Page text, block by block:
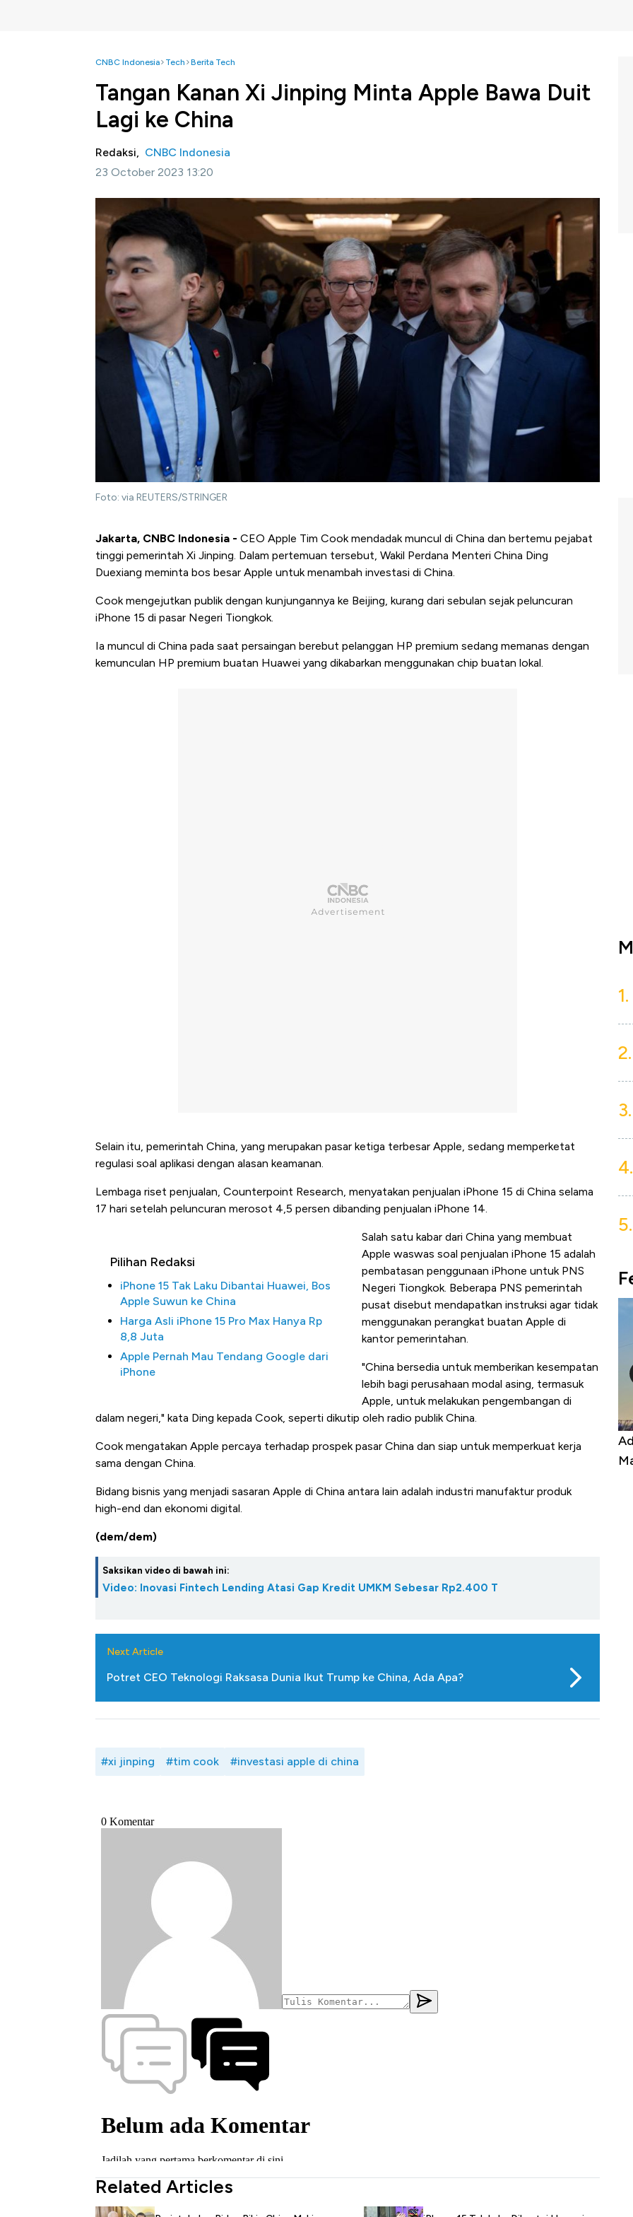
CNBC Indonesia Tech Berita Tech
Tangan Kanan Xi Jinping Minta Apple Bawa Duit
Lagi ke China
Redaksi, CNBC Indonesia
23 October 2023 13:20
Foto: via REUTERS/STRINGER
Jakarta, CNBC Indonesia - CEO Apple Tim Cook mendadak muncul di China dan bertemu pejabat
tinggi pemerintah Xi Jinping. Dalam pertemuan tersebut, Wakil Perdana Menteri China Ding
Duexiang meminta bos besar Apple untuk menambah investasi di China.
Cook mengejutkan publik dengan kunjungannya ke Beijing, kurang dari sebulan sejak peluncuran
iPhone 15 di pasar Negeri Tiongkok.
Ia muncul di China pada saat persaingan berebut pelanggan HP premium sedang memanas dengan
kemunculan HP premium buatan Huawei yang dikabarkan menggunakan chip buatan lokal.
Selain itu, pemerintah China, yang merupakan pasar ketiga terbesar Apple, sedang memperketat
regulasi soal aplikasi dengan alasan keamanan.
Lembaga riset penjualan, Counterpoint Research, menyatakan penjualan iPhone 15 di China selama
17 hari setelah peluncuran merosot 4,5 persen dibanding penjualan iPhone 14.
Pilihan Redaksi
iPhone 15 Tak Laku Dibantai Huawei, Bos
Apple Suwun ke China
Harga Asli iPhone 15 Pro Max Hanya Rp
8,8 Juta
Apple Pernah Mau Tendang Google dari
iPhone
Salah satu kabar dari China yang membuat
Apple waswas soal penjualan iPhone 15 adalah
pembatasan penggunaan iPhone untuk PNS
Negeri Tiongkok. Beberapa PNS pemerintah
pusat disebut mendapatkan instruksi agar tidak
menggunakan perangkat buatan Apple di
kantor pemerintahan.
"China bersedia untuk memberikan kesempatan
lebih bagi perusahaan modal asing, termasuk
Apple, untuk melakukan pengembangan di
dalam negeri," kata Ding kepada Cook, seperti dikutip oleh radio publik China.
Cook mengatakan Apple percaya terhadap prospek pasar China dan siap untuk memperkuat kerja
sama dengan China.
Bidang bisnis yang menjadi sasaran Apple di China antara lain adalah industri manufaktur produk
high-end dan ekonomi digital.
(dem/dem)
Saksikan video di bawah ini:
Video: Inovasi Fintech Lending Atasi Gap Kredit UMKM Sebesar Rp2.400 T
Next Article
Potret CEO Teknologi Raksasa Dunia Ikut Trump ke China, Ada Apa?
#xi jinping #tim cook #investasi apple di china
Related Articles
1.
2.
3.
4.
5.
Kongo Tutup Keran Ekspor, Harga
Tembaga Terbang ke Zona Berbahaya
Adu Panas Kinerja Emiten Minyak RI,